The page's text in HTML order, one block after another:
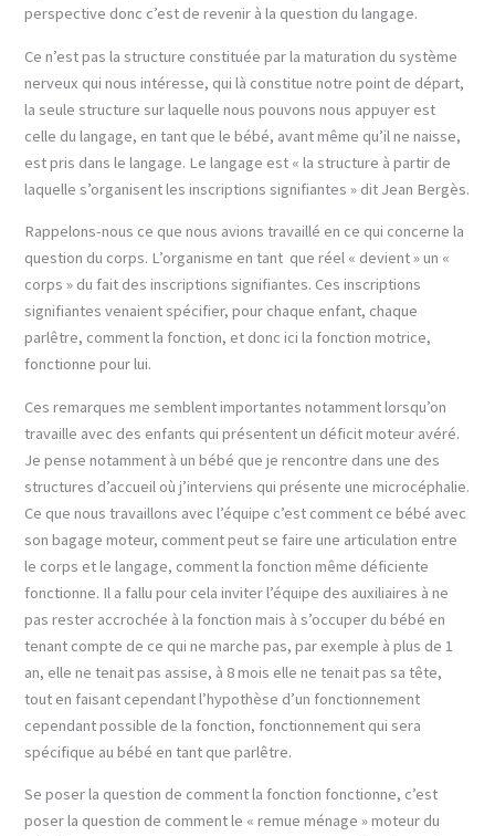
perspective donc c’est de revenir à la question du langage.
Ce n’est pas la structure constituée par la maturation du système
nerveux qui nous intéresse, qui là constitue notre point de départ,
la seule structure sur laquelle nous pouvons nous appuyer est
celle du langage, en tant que le bébé, avant même qu’il ne naisse,
est pris dans le langage. Le langage est « la structure à partir de
laquelle s’organisent les inscriptions signifiantes » dit Jean Bergès.
Rappelons-nous ce que nous avions travaillé en ce qui concerne la
question du corps. L’organisme en tant que réel « devient » un «
corps » du fait des inscriptions signifiantes. Ces inscriptions
signifiantes venaient spécifier, pour chaque enfant, chaque
parlêtre, comment la fonction, et donc ici la fonction motrice,
fonctionne pour lui.
Ces remarques me semblent importantes notamment lorsqu’on
travaille avec des enfants qui présentent un déficit moteur avéré.
Je pense notamment à un bébé que je rencontre dans une des
structures d’accueil où j’interviens qui présente une microcéphalie.
Ce que nous travaillons avec l’équipe c’est comment ce bébé avec
son bagage moteur, comment peut se faire une articulation entre
le corps et le langage, comment la fonction même déficiente
fonctionne. Il a fallu pour cela inviter l’équipe des auxiliaires à ne
pas rester accrochée à la fonction mais à s’occuper du bébé en
tenant compte de ce qui ne marche pas, par exemple à plus de 1
an, elle ne tenait pas assise, à 8 mois elle ne tenait pas sa tête,
tout en faisant cependant l’hypothèse d’un fonctionnement
cependant possible de la fonction, fonctionnement qui sera
spécifique au bébé en tant que parlêtre.
Se poser la question de comment la fonction fonctionne, c’est
poser la question de comment le « remue ménage » moteur du